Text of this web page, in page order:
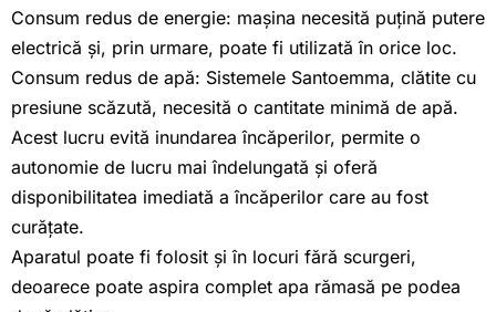
Consum redus de energie: mașina necesită puțină putere
electrică și, prin urmare, poate fi utilizată în orice loc.
Consum redus de apă: Sistemele Santoemma, clătite cu
presiune scăzută, necesită o cantitate minimă de apă.
Acest lucru evită inundarea încăperilor, permite o
autonomie de lucru mai îndelungată și oferă
disponibilitatea imediată a încăperilor care au fost
curățate.
Aparatul poate fi folosit și în locuri fără scurgeri,
deoarece poate aspira complet apa rămasă pe podea